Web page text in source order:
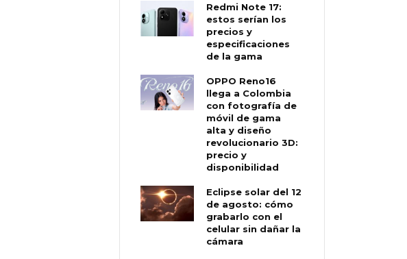
Redmi Note 17:
estos serían los
precios y
especificaciones
de la gama
OPPO Reno16
llega a Colombia
con fotografía de
móvil de gama
alta y diseño
revolucionario 3D:
precio y
disponibilidad
Eclipse solar del 12
de agosto: cómo
grabarlo con el
celular sin dañar la
cámara